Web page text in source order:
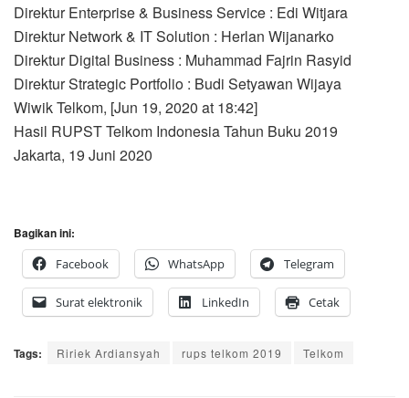
Direktur Enterprise & Business Service : Edi Witjara
Direktur Network & IT Solution : Herlan Wijanarko
Direktur Digital Business : Muhammad Fajrin Rasyid
Direktur Strategic Portfolio : Budi Setyawan Wijaya
Wiwik Telkom, [Jun 19, 2020 at 18:42]
Hasil RUPST Telkom Indonesia Tahun Buku 2019
Jakarta, 19 Juni 2020
Bagikan ini:
Facebook
WhatsApp Telegram
Surat elektronik LinkedIn Cetak
Tags: Ririek Ardiansyah rups telkom 2019 Telkom